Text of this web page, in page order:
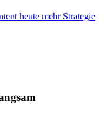
heute mehr Strategie